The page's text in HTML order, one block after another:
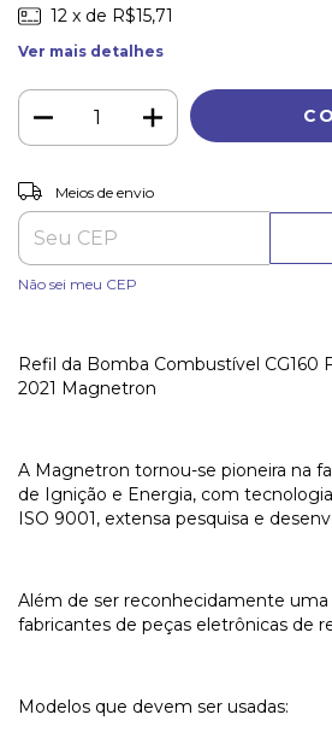
12 x de R$15,71
Ver mais detalhes
Entregas para o CEP:
Meios de envio
Não sei meu CEP
Refil da Bomba Combustível CG160
2021 Magnetron
A Magnetron tornou-se pioneira na
de Ignição e Energia, com
ISO 9001, extensa pesquisa e
Além de ser reconhecidamente uma
fabricantes de peças eletrônicas de
Modelos que devem ser usadas: